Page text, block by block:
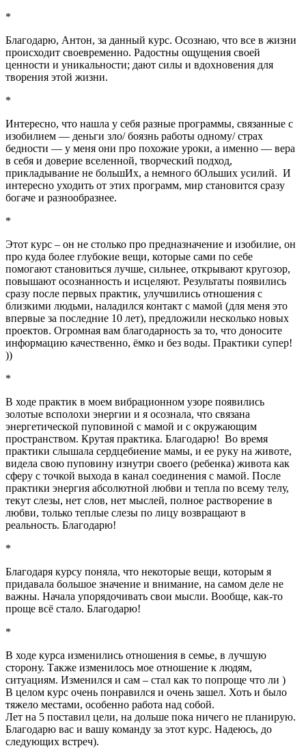
*
Благодарю, Антон, за данный курс. Осознаю, что все в жизни
происходит своевременно. Радостны ощущения своей
ценности и уникальности; дают силы и вдохновения для
творения этой жизни.
*
Интересно, что нашла у себя разные программы, связанные с
изобилием — деньги зло/ боязнь работы одному/ страх
бедности — у меня они про похожие уроки, а именно — вера
в себя и доверие вселенной, творческий подход,
прикладывание не большИх, а немного бОльших усилий. И
интересно уходить от этих программ, мир становится сразу
богаче и разнообразнее.
*
Этот курс – он не столько про предназначение и изобилие, он
про куда более глубокие вещи, которые сами по себе
помогают становиться лучше, сильнее, открывают кругозор,
повышают осознанность и исцеляют. Результаты появились
сразу после первых практик, улучшились отношения с
близкими людьми, наладился контакт с мамой (для меня это
впервые за последние 10 лет), предложили несколько новых
проектов. Огромная вам благодарность за то, что доносите
информацию качественно, ёмко и без воды. Практики супер!
))
*
В ходе практик в моем вибрационном узоре появились
золотые всполохи энергии и я осознала, что связана
энергетической пуповиной с мамой и с окружающим
пространством. Крутая практика. Благодарю! Во время
практики слышала сердцебиение мамы, и ее руку на животе,
видела свою пуповину изнутри своего (ребенка) живота как
сферу с точкой выхода в канал соединения с мамой. После
практики энергия абсолютной любви и тепла по всему телу,
текут слезы, нет слов, нет мыслей, полное растворение в
любви, только теплые слезы по лицу возвращают в
реальность. Благодарю!
*
Благодаря курсу поняла, что некоторые вещи, которым я
придавала большое значение и внимание, на самом деле не
важны. Начала упорядочивать свои мысли. Вообще, как-то
проще всё стало. Благодарю!
*
В ходе курса изменились отношения в семье, в лучшую
сторону. Также изменилось мое отношение к людям,
ситуациям. Изменился и сам – стал как то попроще что ли )
В целом курс очень понравился и очень зашел. Хоть и было
тяжело местами, особенно работа над собой.
Лет на 5 поставил цели, на дольше пока ничего не планирую.
Благодарю вас и вашу команду за этот курс. Надеюсь, до
следующих встреч).